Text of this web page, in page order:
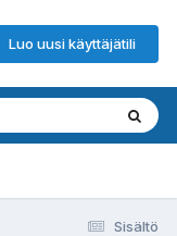
Luo uusi käyttäjätili
Sisältö